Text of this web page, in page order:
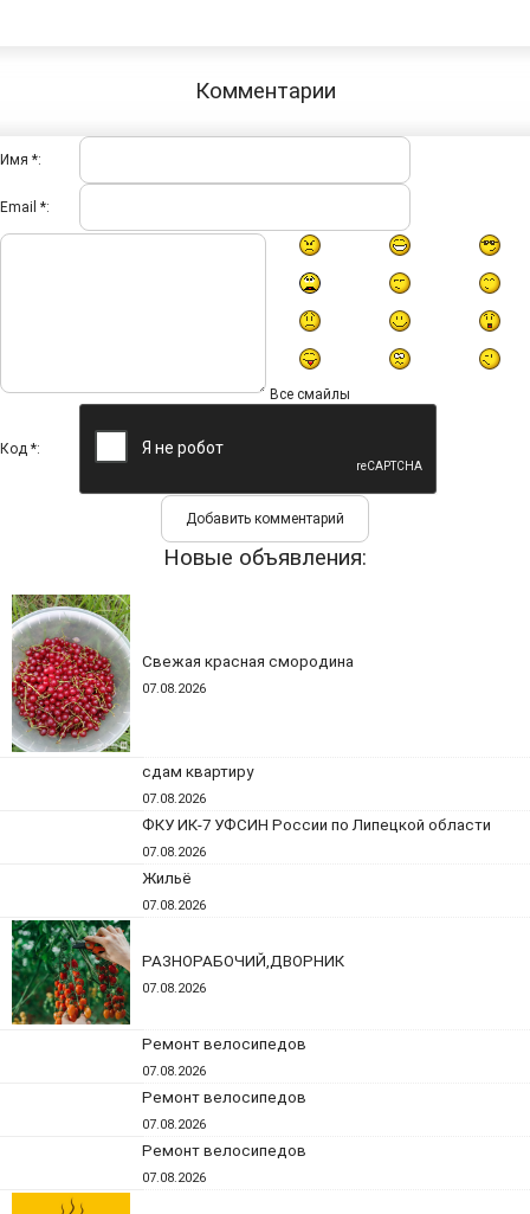
Комментарии
Имя *:
Email *:
Все смайлы
Код *:
Новые объявления:
Свежая красная смородина
07.08.2026
сдам квартиру
07.08.2026
ФКУ ИК-7 УФСИН России по Липецкой области
07.08.2026
Жильё
07.08.2026
РАЗНОРАБОЧИЙ,ДВОРНИК
07.08.2026
Ремонт велосипедов
07.08.2026
Ремонт велосипедов
07.08.2026
Ремонт велосипедов
07.08.2026